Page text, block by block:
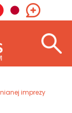
imprezy